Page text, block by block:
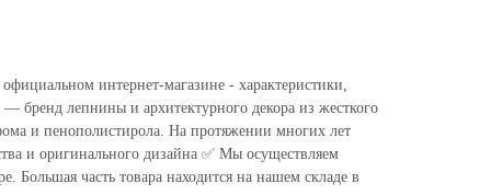
интернет-магазине - характеристики,
бренд лепнины и архитектурного декора из жесткого
и пенополистирола. На протяжении многих лет
и оригинального дизайна ✅ Мы осуществляем
Большая часть товара находится на нашем складе в